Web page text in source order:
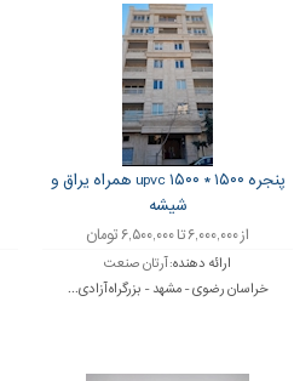
پنجره upvc ۱۵۰۰ * ۱۵۰۰ همراه یراق و
شیشه
از ۶,۰۰۰,۰۰۰ تا ۶,۵۰۰,۰۰۰ تومان
ارائه دهنده:آرتان صنعت
خراسان رضوی - مشهد - بزرگراه آزادی...